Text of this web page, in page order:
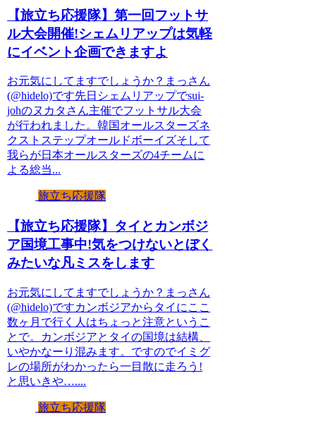
【旅立ち応援隊】第一回フットサ
ル大会開催!シェムリアップは気軽
にイベント企画できますよ
お元気にしてますでしょうか？まっさん
(@hidelo)です先日シェムリアップでsui-
johのヌカタさん主催でフットサル大会
が行われました。韓国オールスターズネ
クストステップオールドボーイズそして
我らが日本オールスターズの4チームに
よる総当...
旅立ち応援隊
【旅立ち応援隊】タイとカンボジ
ア国境工事中!気をつけないとぼく
みたいな凡ミスをします
お元気にしてますでしょうか？まっさん
(@hidelo)ですカンボジアからタイにここ
数ヶ月で行く人はちょっと注意というこ
とで。カンボジアとタイの国境は結構、
いやかなーり混みます。ですのでイミグ
レの場所がわかったら一目散に走ろう!
と思いきや…....
旅立ち応援隊